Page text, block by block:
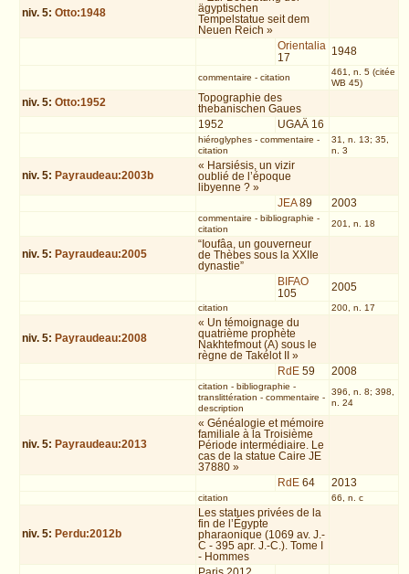
niv. 5:Otto:1948
ägyptischen
Tempelstatue seit dem
Neuen Reich »
Orientalia
17
1948
commentaire - citation
461, n. 5 (citée
WB 45)
niv. 5:Otto:1952
Topographie des
thebanischen Gaues
1952
UGAÄ 16
hiéroglyphes- commentaire -
citation
31, n. 13; 35,
n. 3
niv. 5: Payraudeau:2003b
« Harsiésis, un vizir
oublié de l’époque
libyenne ? »
JEA89 2003
commentaire - bibliographie -
citation
201, n. 18
niv. 5: Payraudeau:2005
“Ioufâa, un gouverneur
de Thèbes sous la XXIIe
dynastie”
BIFAO
105
2005
citation 200, n. 17
niv. 5: Payraudeau:2008
« Un témoignage du
quatrième prophète
Nakhtefmout (A) sous le
règne de Takélot II »
RdE 59 2008
citation - bibliographie -
translittération - commentaire -
description
396, n. 8; 398,
n. 24
niv. 5: Payraudeau:2013
« Généalogie et mémoire
familiale à la Troisième
Période intermédiaire. Le
cas de la statue Caire JE
37880 »
RdE 64 2013
citation 66, n. c
niv. 5: Perdu:2012b
Les statues privées de la
fin de l’Égypte
pharaonique (1069 av. J.-
C - 395 apr. J.-C.). Tome I
- Hommes